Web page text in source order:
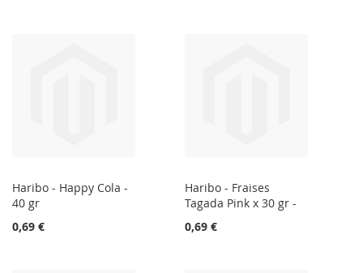
Haribo - Happy Cola -
40 gr
0,69 €
Haribo - Fraises
Tagada Pink x 30 gr -
0,69 €